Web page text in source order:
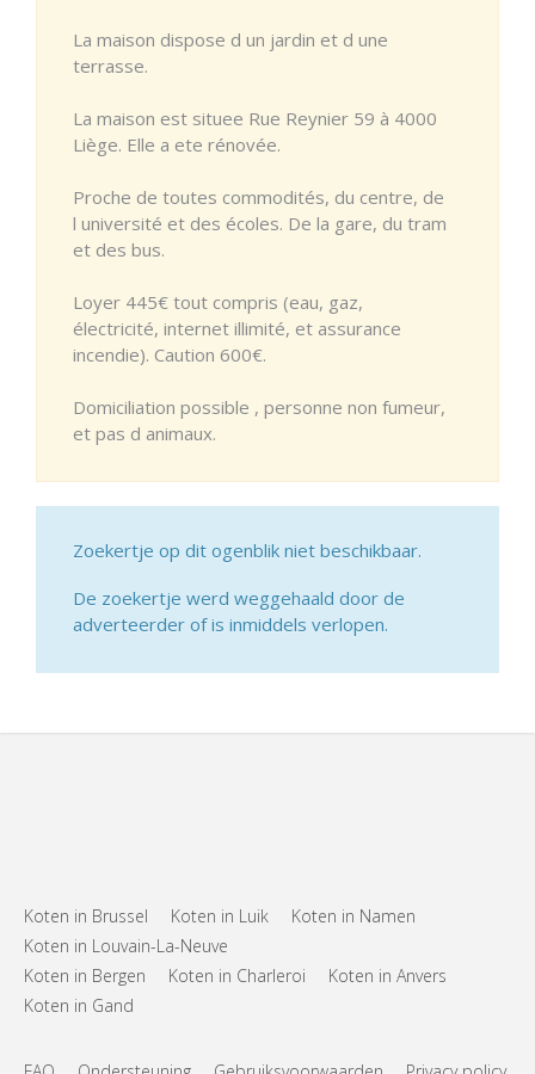
La maison dispose d un jardin et d une
terrasse.
La maison est situee Rue Reynier 59 à 4000
Liège. Elle a ete rénovée.
Proche de toutes commodités, du centre, de
l université et des écoles. De la gare, du tram
et des bus.
Loyer 445€ tout compris (eau, gaz,
électricité, internet illimité, et assurance
incendie). Caution 600€.
Domiciliation possible , personne non fumeur,
et pas d animaux.
Zoekertje op dit ogenblik niet beschikbaar.
De zoekertje werd weggehaald door de
adverteerder of is inmiddels verlopen.
Koten in Brussel Koten in Luik
Koten in Namen
Koten in Louvain-La-Neuve
Koten in Bergen
Koten in Charleroi
Koten in Anvers
Koten in Gand